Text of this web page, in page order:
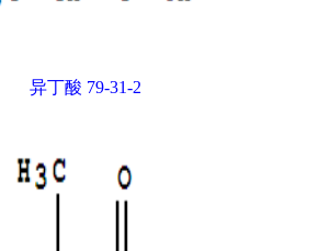
异丁酸 79-31-2